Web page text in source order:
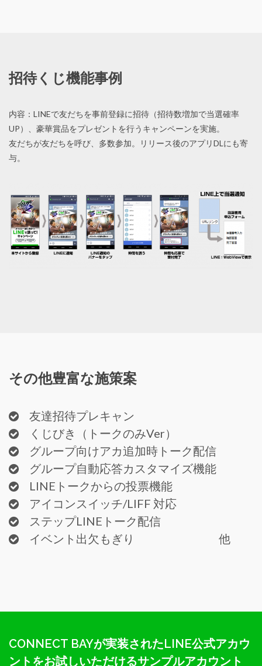
招待くじ機能事例
内容：LINEで友だちを事前登録に招待（招待数増加で当選確率
UP）、豪華賞品をプレゼントを行うキャンペーンを実施。
友だちが友だちを呼び、多数参加。リリース後のアプリDLにも寄
与。
その他豊富な施策案
友達招待プレキャン
くじびき（トークのみVer）
グループ向けアカ追加時トーク配信
グループ自動応答カスタマイズ機能
LINEトークからの投票機能
アイコンスイッチ/LIFF 対応
ステップLINEトーク配信
イベント出欠もぎり 他
CONNECT BAYが実装されたLINE公式アカウ
ントをお試しいただけるサンプルアカウント